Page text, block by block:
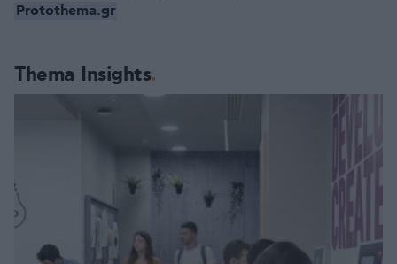
Thema Insights
Protothema.gr